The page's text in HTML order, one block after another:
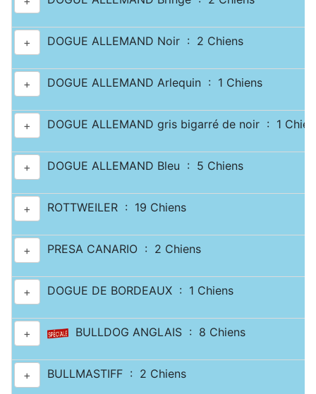
+ DOGUE ALLEMAND Noir : 2 Chiens
+ DOGUE ALLEMAND Arlequin : 1 Chiens
+ DOGUE ALLEMAND gris bigarré de noir : 1
+ DOGUE ALLEMAND Bleu : 5 Chiens
+ ROTTWEILER : 19 Chiens
+ PRESA CANARIO : 2 Chiens
+ DOGUE DE BORDEAUX : 1 Chiens
+ BULLDOG ANGLAIS : 8 Chiens
+ BULLMASTIFF : 2 Chiens